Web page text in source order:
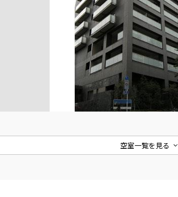
ニ
新
【
事
込
空室一覧を見る